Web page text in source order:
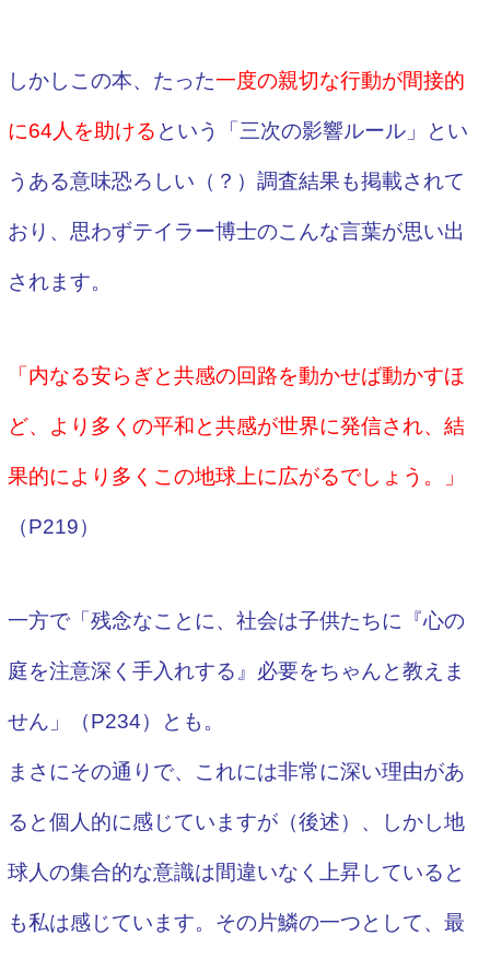
しかしこの本、 たった一度の親切な行動が間接的
に64人を助ける という「三次の影響ルール」とい
うある意味恐ろしい（？）調査結果も掲載されて
おり、思わずテイラー博士のこんな言葉が思い出
されます。
「内なる安らぎと共感の回路を動かせば動かすほ
ど、より多くの平和と共感が世界に発信され、結
果的により多くこの地球上に広がるでしょう。」
（P219）
一方で「残念なことに、社会は子供たちに『心の
庭を注意深く手入れする』必要をちゃんと教えま
せん」（P234）とも。
まさにその通りで、これには非常に深い理由があ
ると個人的に感じていますが（後述）、しかし地
球人の集合的な意識は間違いなく上昇していると
も私は感じています。その片鱗の一つとして、最